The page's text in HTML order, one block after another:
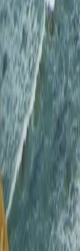
스타일
신발끈 정보
문의전화 02-333-
상담시간 평일
입금안내
하나은
서울시 마포구 와
신발끈여행사는 일
어 있습니다.
대표자 장영복 사
호 제2008-서울
개인정보취급방침|
항
© 1991 - 2026
카카오톡 상담